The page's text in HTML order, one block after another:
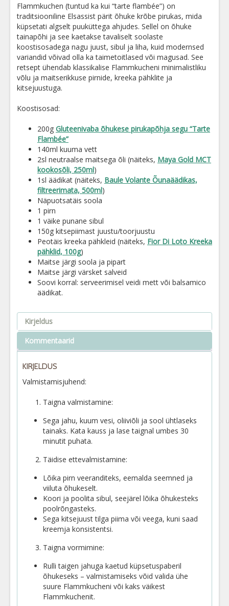
Flammkuchen (tuntud ka kui “tarte flambée”) on
traditsiooniline Elsassist pärit õhuke krõbe pirukas, mida
küpsetati algselt puuküttega ahjudes. Sellel on õhuke
tainapõhi ja see kaetakse tavaliselt soolaste
koostisosadega nagu juust, sibul ja liha, kuid modernsed
variandid võivad olla ka taimetoitlased või magusad. See
retsept ühendab klassikalise Flammkucheni minimalistliku
võlu ja maitserikkuse pirnide, kreeka pähklite ja
kitsejuustuga.
Koostisosad:
200g Gluteenivaba õhukese pirukapõhja segu “Tarte
Flambée”
140ml kuuma vett
2sl neutraalse maitsega õli (näiteks, Maya Gold MCT
kookosõli, 250ml)
1sl äädikat (näiteks, Baule Volante Õunaäädikas,
filtreerimata, 500ml)
Näpuotsatäis soola
1 pirn
1 väike punane sibul
150g kitsepiimast juustu/toorjuustu
Peotäis kreeka pähkleid (näiteks, Fior Di Loto Kreeka
pähklid, 100g)
Maitse järgi soola ja pipart
Maitse järgi värsket salveid
Soovi korral: serveerimisel veidi mett või balsamico
äädikat.
Kirjeldus
Kommentaarid
KIRJELDUS
Valmistamisjuhend:
Taigna valmistamine:
Sega jahu, kuum vesi, oliiviõli ja sool ühtlaseks
tainaks. Kata kauss ja lase taignal umbes 30
minutit puhata.
Täidise ettevalmistamine:
Lõika pirn veeranditeks, eemalda seemned ja
viiluta õhukeselt.
Koori ja poolita sibul, seejärel lõika õhukesteks
poolrõngasteks.
Sega kitsejuust tilga piima või veega, kuni saad
kreemja konsistentsi.
Taigna vormimine:
Rulli taigen jahuga kaetud küpsetuspaberil
õhukeseks – valmistamiseks võid valida ühe
suure Flammkucheni või kaks väikest
Flammkuchenit.